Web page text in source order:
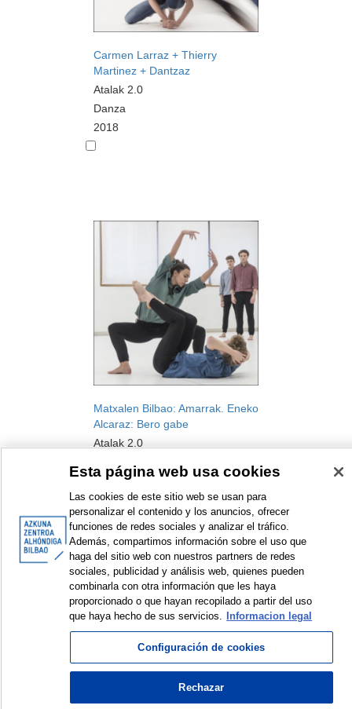
Carmen Larraz + Thierry
Martinez + Dantzaz
Atalak 2.0
Danza
2018
Matxalen Bilbao: Amarrak. Eneko
Alcaraz: Bero gabe
Atalak 2.0
2018
< Elementos mostrados: 1 a 2 de 2 >
Esta página web usa cookies
Las cookies de este sitio web se usan para
personalizar el contenido y los anuncios, ofrecer
funciones de redes sociales y analizar el tráfico.
Además, compartimos información sobre el uso que
haga del sitio web con nuestros partners de redes
sociales, publicidad y análisis web, quienes pueden
combinarla con otra información que les haya
proporcionado o que hayan recopilado a partir del uso
que haya hecho de sus servicios.
Informacion legal
Configuración de cookies
Rechazar